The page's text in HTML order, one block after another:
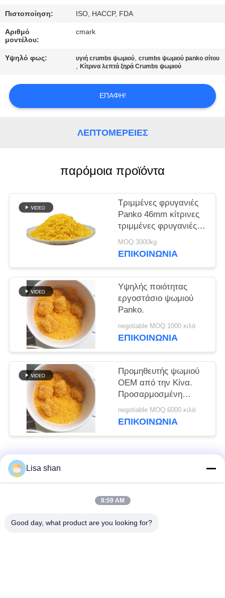
ΕΠΙΚΟΙΝΩΝΉΣΤΕ
ΜΑΖΊ
ΜΑΣ
ΥΠΟΘΈΣΕΙΣ
ΠΡΟΣΦΟΡΆ
ΧΆΡΤΗΣ
ΙΣΤΌΤΟΠΟΥ
ΠΟΛΙΤΙΚΉ
ΜΥΣΤΙΚΌΤΗΤΑΣ
Πιστοποίηση: ISO, HACCP, FDA
Αριθμό
μοντέλου:
cmark
Υψηλό φως: υγιή crumbs ψωμιού,crumbs ψωμιού panko σίτου
,Κίτρινα λεπτά ξηρά Crumbs ψωμιού
ΕΠΑΦΉ!
ΛΕΠΤΟΜΈΡΕΙΕΣ
παρόμοια προϊόντα
Τριμμένες φρυγανιές
Panko 46mm κίτρινες
τριμμένες φρυγανιές
Panko μορφής
βελόνων
MOQ:3000kg
ΕΠΙΚΟΙΝΩΝΊΑ
Υψηλής ποιότητας
εργοστάσιο ψωμιού
Panko.
negotiable MOQ:1000 κιλά
ΕΠΙΚΟΙΝΩΝΊΑ
Προμηθευτής ψωμιού
OEM από την Κίνα.
Προσαρμοσμένη
φόρμουλα και ιδιωτική
ετικέτα.
negotiable MOQ:6000 κιλά
ΕΠΙΚΟΙΝΩΝΊΑ
Λαϊκή κατηγορία
ιαπωνικά crumbs
Lisa shan
8:59 AM
Good day, what product are you looking for?